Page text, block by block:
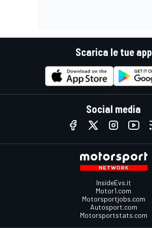
Scarica le tue app
Social media
InsideEvs.it
Motor1.com
Motorsportjobs.com
Autosport.com
Motorsportstats.com